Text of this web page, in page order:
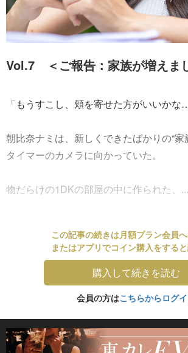
Vol.7 ＜ご報告：家族が増えま
「もうすこし、頬を寄せた方がいいかな
朝比奈ナミは、新しくできたばかりの“家
タイマーのカメラに向かっていた。
物だらけの1DKの部屋の中に作られた、
この記事の続きは月額プラン会員へ
またはアプリでコイン購入をする
購入して続きを読む
会員の方はこちらからログ